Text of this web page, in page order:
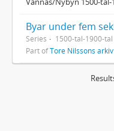
Series
1500-tal-1900-tal
Part ofTore Nilssons arkiv